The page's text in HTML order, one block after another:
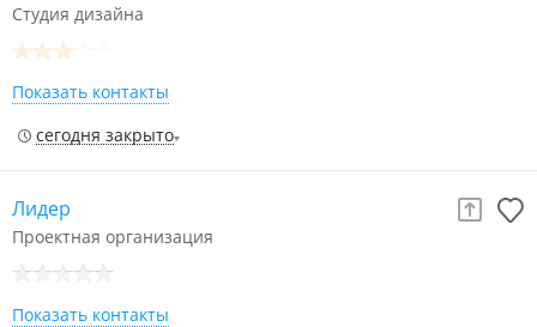
Студия дизайна
Показать контакты
сегодня закрыто
Лидер
Проектная организация
Показать контакты